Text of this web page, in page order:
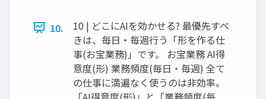
10.
10 | どこにAIを効かせる? 最優先すべ
きは、毎日・毎週行う「形を作る仕
事(お宝業務)」です。 お宝業務 AI得
意度(形) 業務頻度(毎日・毎週) 全て
の仕事に満遍なく使うのは非効率。